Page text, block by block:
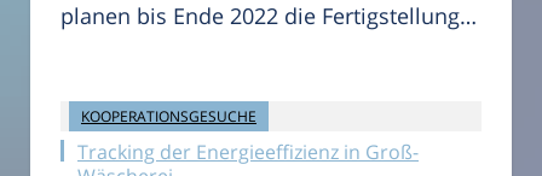
planen bis Ende 2022 die Fertigstellung…
KOOPERATIONSGESUCHE
17. NOVEMBER 2021
Tracking der Energieeffizienz in Groß-